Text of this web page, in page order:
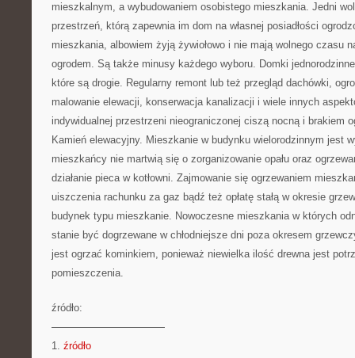
mieszkalnym, a wybudowaniem osobistego mieszkania. Jedni
przestrzeń, którą zapewnia im dom na własnej posiadłości
mieszkania, albowiem żyją żywiołowo i nie mają wolnego czasu
ogrodem. Są także minusy każdego wyboru. Domki
które są drogie. Regularny remont lub też przegląd dachówki,
malowanie elewacji, konserwacja kanalizacji i wiele innych
indywidualnej przestrzeni nieograniczonej ciszą nocną i brakiem
Kamień elewacyjny. Mieszkanie w budynku wielorodzinnym jest
mieszkańcy nie martwią się o zorganizowanie opału oraz
działanie pieca w kotłowni. Zajmowanie się ogrzewaniem
uiszczenia rachunku za gaz bądź też opłatę stałą w okresie
budynek typu mieszkanie. Nowoczesne mieszkania w których
stanie być dogrzewane w chłodniejsze dni poza okresem
jest ogrzać kominkiem, ponieważ niewielka ilość drewna jest
pomieszczenia.
źródło:
———————————
1. źródło